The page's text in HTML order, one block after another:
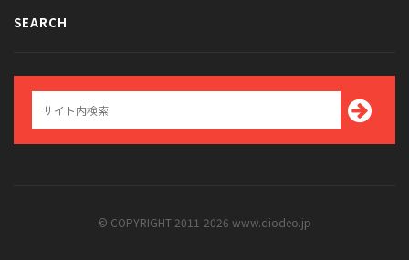
SEARCH
© COPYRIGHT 2011-2026 www.diodeo.jp